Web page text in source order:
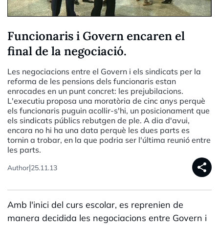
Funcionaris i Govern encaren el
final de la negociació.
Les negociacions entre el Govern i els sindicats per la
reforma de les pensions dels funcionaris estan
enrocades en un punt concret: les prejubilacions.
L'executiu proposa una moratòria de cinc anys perquè
els funcionaris puguin acollir-s'hi, un posicionament que
els sindicats públics rebutgen de ple. A dia d'avui,
encara no hi ha una data perquè les dues parts es
tornin a trobar, en la que podria ser l'última reunió entre
les parts.
Author|25.11.13 share
Amb l'inici del curs escolar, es reprenien de
manera decidida les negociacions entre Govern i